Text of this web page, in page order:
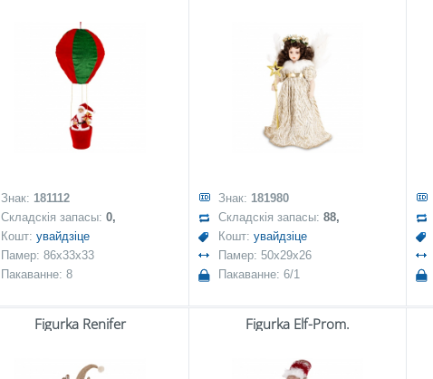
Знак: 181112
Складскія запасы: 0,
Кошт: увайдзіце
Памер: 86x33x33
Пакаванне: 8
Знак: 181980
Складскія запасы: 88,
Кошт: увайдзіце
Памер: 50x29x26
Пакаванне: 6/1
Figurka Renifer Figurka Elf-Prom.